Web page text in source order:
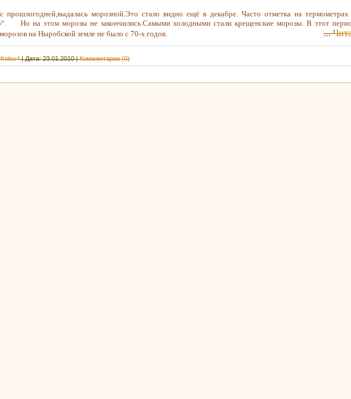
морозной.Это стало видно ещё в декабре. Часто отметка на
Но на этом морозы не закончились.Самыми холодными стали крещенские морозы. В этот
Таких морозов на Ныробской земле не было с 70-х годов. ...
frolov4 |Дата: 23.01.2010 |Комментарии (0)